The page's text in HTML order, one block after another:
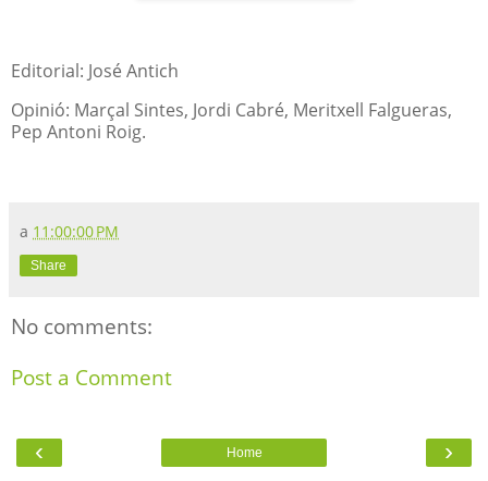
Editorial: José Antich
Opinió: Marçal Sintes, Jordi Cabré, Meritxell Falgueras,
Pep Antoni Roig.
a 11:00:00 PM
Share
No comments:
Post a Comment
‹ ›
Home